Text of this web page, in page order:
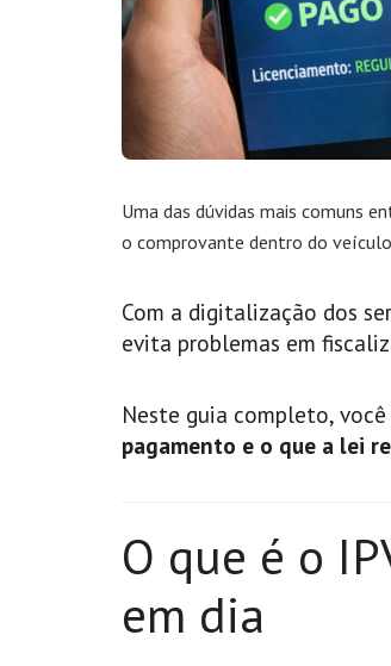
Uma das dúvidas mais comuns
o comprovante dentro do
Com a digitalização dos
evita problemas em
Neste guia completo,
pagamento e o que a lei
O que é o
em dia